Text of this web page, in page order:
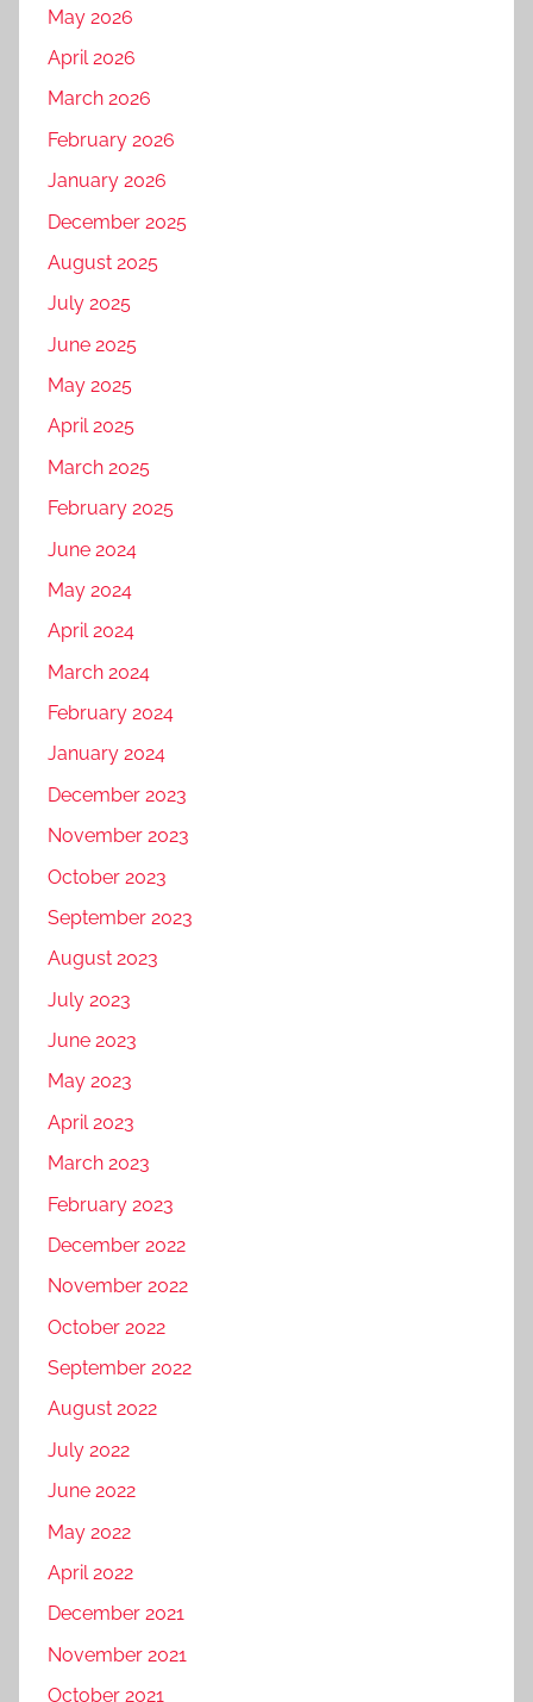
May 2026
April 2026
March 2026
February 2026
January 2026
December 2025
August 2025
July 2025
June 2025
May 2025
April 2025
March 2025
February 2025
June 2024
May 2024
April 2024
March 2024
February 2024
January 2024
December 2023
November 2023
October 2023
September 2023
August 2023
July 2023
June 2023
May 2023
April 2023
March 2023
February 2023
December 2022
November 2022
October 2022
September 2022
August 2022
July 2022
June 2022
May 2022
April 2022
December 2021
November 2021
October 2021